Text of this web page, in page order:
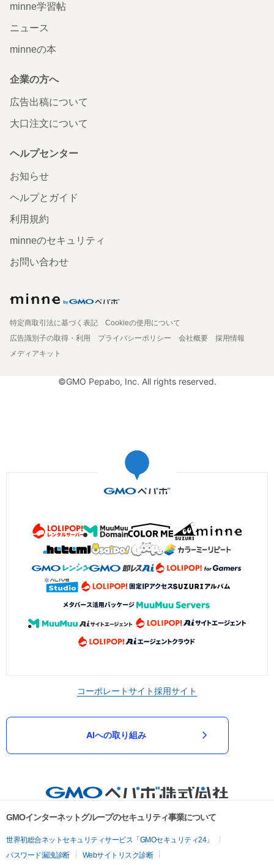
minne学習帖
ニュース
minneの本
企業の方へ
広告出稿について
大口注文について
ヘルプセンター
お知らせ
ヘルプとガイド
利用規約
minneのセキュリティ
お問い合わせ
特定商取引法に基づく表記
Cookieの使用について
広告識別子の取得・利用
プライバシーポリシー 会社概要
採用情報
メディアキット
©GMO Pepabo, Inc. All rights reserved.
コーポレートサイト採用サイト
AIへの取り組み
GMOインターネットグループのセキュリティ事業について
世界初総合ネットセキュリティサービス「GMOセキュリティ24」
パスワード漏洩診断
Webサイトリスク診断